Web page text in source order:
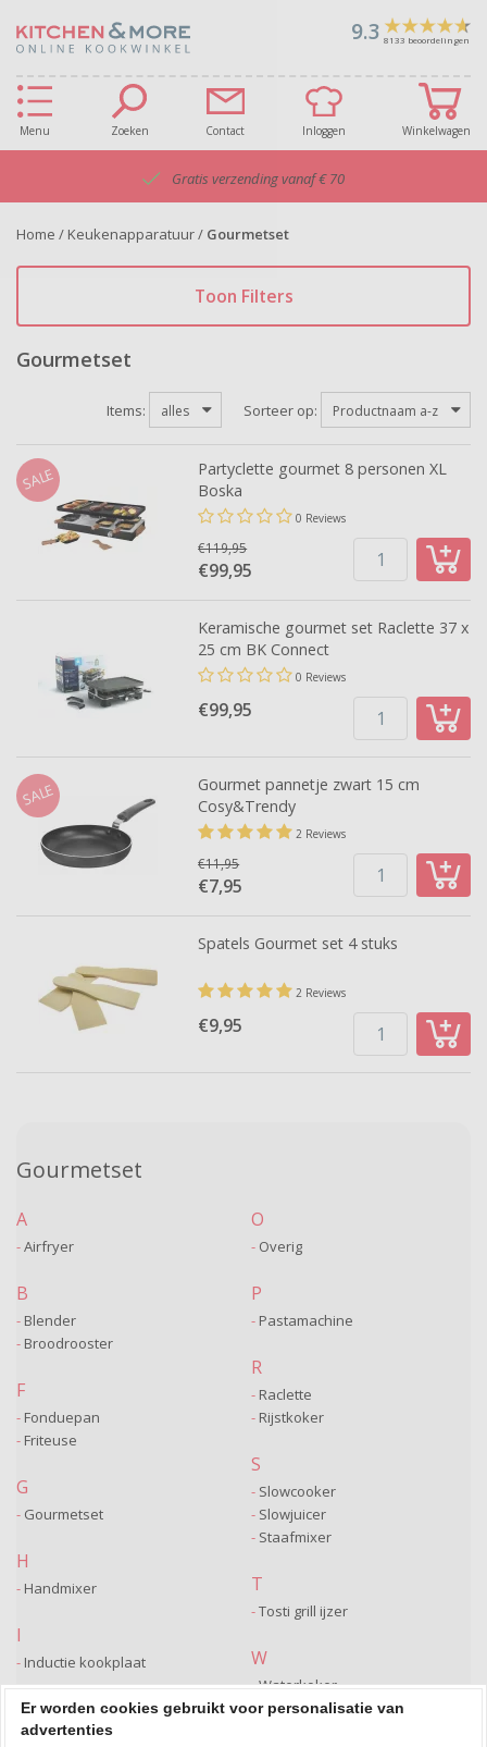
9.3 8133 beoordelingen
Menu Zoeken Contact Inloggen Winkelwagen
Gratis verzending vanaf € 70
Home / Keukenapparatuur/ Gourmetset
Toon Filters
Gourmetset
Sorteer op: Productnaam a-z
Items: alles
SALE
Partyclette gourmet 8 personen XL
Boska
0 Reviews
€119,95
€99,95
Keramische gourmet set Raclette 37 x
25 cm BK Connect
0 Reviews
€99,95
SALE
Gourmet pannetje zwart 15 cm
Cosy&Trendy
2 Reviews
€11,95
€7,95
Spatels Gourmet set 4 stuks
2 Reviews
€9,95
Gourmetset
A
Airfryer
B
Blender
Broodrooster
F
Fonduepan
Friteuse
G
Gourmetset
H
Handmixer
I
Inductie kookplaat
K
Keukenmachine
O
Overig
P
Pastamachine
R
Raclette
Rijstkoker
S
Slowcooker
Slowjuicer
Staafmixer
T
Tosti grill ijzer
W
Waterkoker
Er worden cookies gebruikt voor personalisatie van
advertenties